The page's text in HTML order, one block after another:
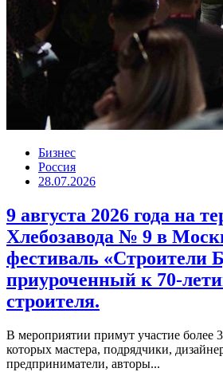
Бизнес
Россия
28.07.2026
9 августа 2026 года на
Хлебозавода № 9 в
фестиваль «Строители
приуроченный к 70-
строителя.
В мероприятии примут участие более
которых мастера, подрядчики,
предприниматели, авторы...